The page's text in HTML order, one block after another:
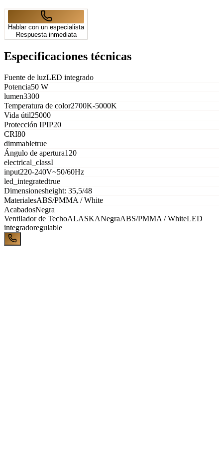
Hablar con un especialista
Respuesta inmediata
Especificaciones técnicas
Fuente de luzLED integrado
Potencia50 W
lumen3300
Temperatura de color2700K-5000K
Vida útil25000
Protección IPIP20
CRI80
dimmabletrue
Ángulo de apertura120
electrical_classI
input220-240V~50/60Hz
led_integratedtrue
Dimensionesheight: 35,5/48
MaterialesABS/PMMA / White
AcabadosNegra
Ventilador de TechoALASKANegraABS/PMMA / WhiteLED
integradoregulable